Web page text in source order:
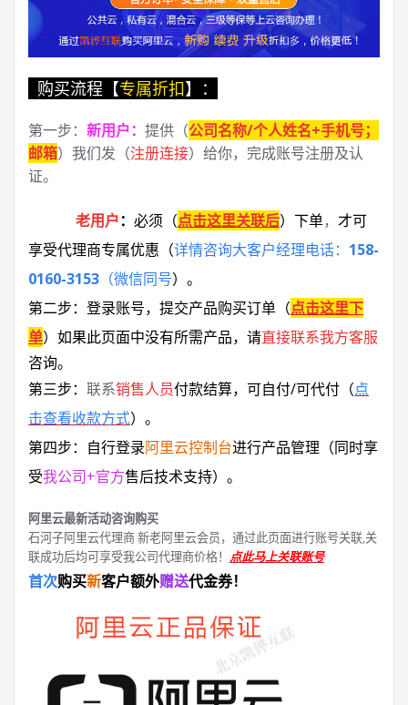
购买流程【专属折扣】：
第一步： 新用户： 提供（公司名称/个人姓名+手机号；
邮箱）我们发（注册连接）给你，完成账号注册及认
证。
老用户： 必须 （点击这里关联后） 下单， 才可
享受代理商专属优惠 （详情咨询大客户经理电话： 158-
0160-3153 （微信同号） 。
第二步：登录账号，提交产品购买订单（点击这里下
单） 如果此页面中没有所需产品，请直接联系我方客服
咨询。
第三步： 联系销售人员付款结算，可自付/可代付（点
击查看收款方式）。
第四步：自行登录阿里云控制台进行产品管理（同时享
受我公司+官方售后技术支持）。
阿里云最新活动咨询购买
石河子阿里云代理商 新老阿里云会员，通过此页面进行账号关联,关
联成功后均可享受我公司代理商价格！ 点此马上关联账号
首次购买新客户额外赠送代金券！